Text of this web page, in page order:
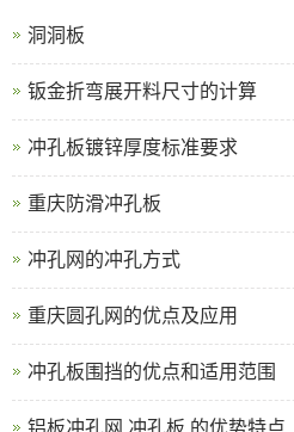
洞洞板
钣金折弯展开料尺寸的计算
冲孔板镀锌厚度标准要求
重庆防滑冲孔板
冲孔网的冲孔方式
重庆圆孔网的优点及应用
冲孔板围挡的优点和适用范围
铝板冲孔网 冲孔板 的优势特点